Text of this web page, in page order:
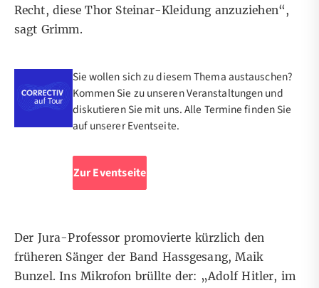
Recht, diese Thor Steinar-Kleidung anzuziehen“,
sagt Grimm.
Sie wollen sich zu diesem Thema austauschen?
Kommen Sie zu unseren Veranstaltungen und
diskutieren Sie mit uns. Alle Termine finden Sie
auf unserer Eventseite.
Zur Eventseite
Der Jura-Professor promovierte kürzlich den
früheren Sänger der Band Hassgesang, Maik
Bunzel. Ins Mikrofon brüllte der: „Adolf Hitler, im